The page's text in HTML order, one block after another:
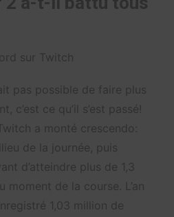
sur Twitch
pas possible de faire plus
c’est ce qu’il s’est passé!
a monté crescendo:
de la journée, puis
d’atteindre plus de 1,3
moment de la course. L’an
1,03 million de